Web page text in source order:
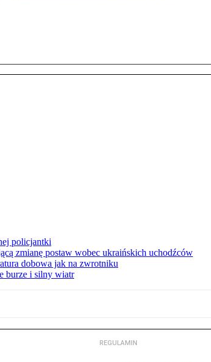
policjantki
zmianę postaw wobec ukraińskich uchodźców
dobowa jak na zwrotniku
burze i silny wiatr
REGULAMIN